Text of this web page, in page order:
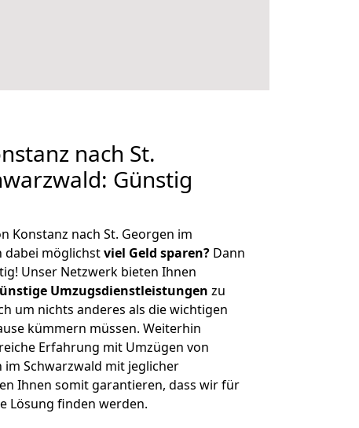
nach St.
Günstig
Konstanz nach St. Georgen im
dabei möglichstviel Geld sparen? Dann
Unser Netzwerk bieten Ihnen
Umzugsdienstleistungen zu
um nichts anderes als die wichtigen
kümmern müssen. Weiterhin
Erfahrung mit Umzügen von
im Schwarzwald mit jeglicher
Ihnen somit garantieren, dass wir für
Lösung finden werden.